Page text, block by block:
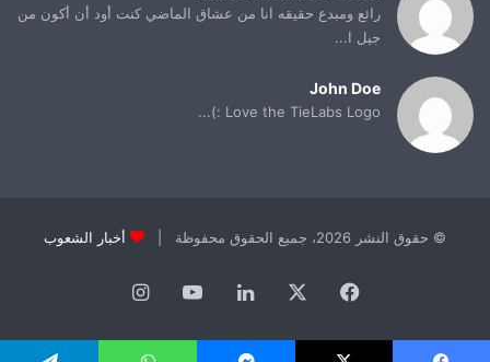
رائع ومبدع حقيقه انا من عشاق الماضي كنت أود أن أكون من
جيل ا...
John Doe
Love the TieLabs Logo :)...
© حقوق النشر 2026، جميع الحقوق محفوظة | أخبار الشعوب
فيسبوك لينكدإن يوتيوب